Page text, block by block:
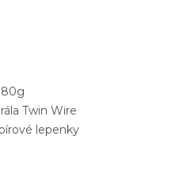
Twin Wire
lepenky